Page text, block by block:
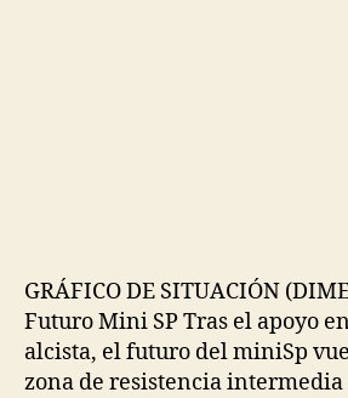
GRÁFICO DE SITUACIÓN
Futuro Mini SP Tras el apoyo
alcista, el futuro del miniSp
zona de resistencia intermedia